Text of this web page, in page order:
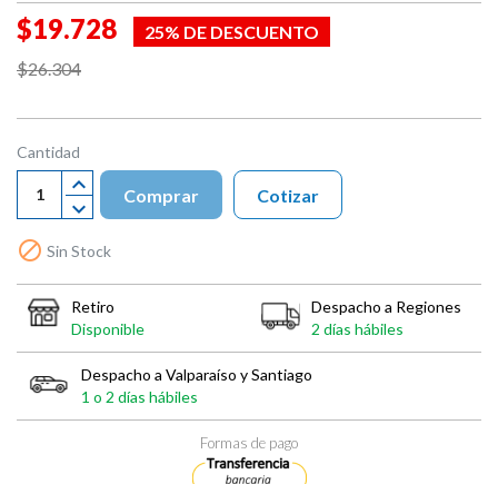
$19.728
25% DE DESCUENTO
$26.304
Cantidad
Comprar
 Sin Stock
Cotizar
Retiro
Disponible
Despacho a Regiones
2 días hábiles
Despacho a Valparaíso y Santiago
1 o 2 días hábiles
Formas de pago